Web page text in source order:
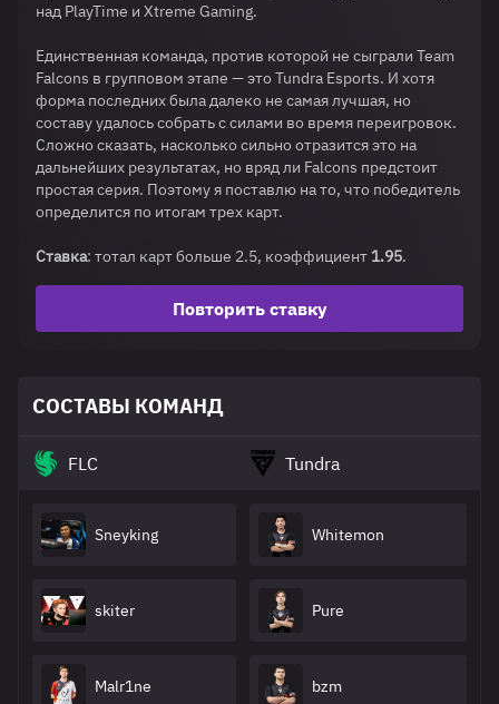
над PlayTime и Xtreme Gaming.
Единственная команда, против которой не сыграли Team
Falcons в групповом этапе — это Tundra Esports. И хотя
форма последних была далеко не самая лучшая, но
составу удалось собрать с силами во время переигровок.
Сложно сказать, насколько сильно отразится это на
дальнейших результатах, но вряд ли Falcons предстоит
простая серия. Поэтому я поставлю на то, что победитель
определится по итогам трех карт.
Ставка: тотал карт больше 2.5, коэффициент 1.95.
Повторить ставку
СОСТАВЫ КОМАНД
FLC
Sneyking
skiter
Malr1ne
Tundra
Whitemon
Pure
bzm